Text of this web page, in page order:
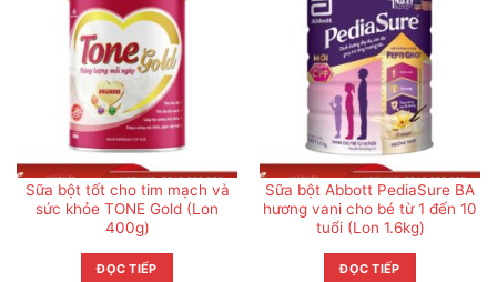
Sữa bột tốt cho tim mạch và
sức khỏe TONE Gold (Lon
400g)
ĐỌC TIẾP
Sữa bột Abbott PediaSure BA
hương vani cho bé từ 1 đến 10
tuổi (Lon 1.6kg)
ĐỌC TIẾP